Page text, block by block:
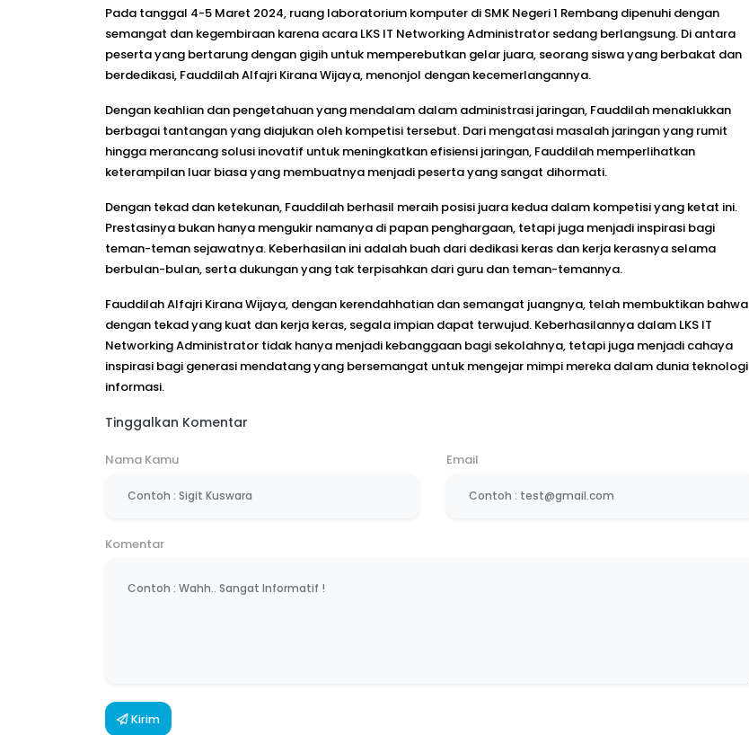
Pada tanggal 4-5 Maret 2024, ruang laboratorium komputer di SMK Negeri 1 Rembang dipenuhi dengan
semangat dan kegembiraan karena acara LKS IT Networking Administrator sedang berlangsung. Di antara
peserta yang bertarung dengan gigih untuk memperebutkan gelar juara, seorang siswa yang berbakat dan
berdedikasi, Fauddilah Alfajri Kirana Wijaya, menonjol dengan kecemerlangannya.
Dengan keahlian dan pengetahuan yang mendalam dalam administrasi jaringan, Fauddilah menaklukkan
berbagai tantangan yang diajukan oleh kompetisi tersebut. Dari mengatasi masalah jaringan yang rumit
hingga merancang solusi inovatif untuk meningkatkan efisiensi jaringan, Fauddilah memperlihatkan
keterampilan luar biasa yang membuatnya menjadi peserta yang sangat dihormati.
Dengan tekad dan ketekunan, Fauddilah berhasil meraih posisi juara kedua dalam kompetisi yang ketat ini.
Prestasinya bukan hanya mengukir namanya di papan penghargaan, tetapi juga menjadi inspirasi bagi
teman-teman sejawatnya. Keberhasilan ini adalah buah dari dedikasi keras dan kerja kerasnya selama
berbulan-bulan, serta dukungan yang tak terpisahkan dari guru dan teman-temannya.
Fauddilah Alfajri Kirana Wijaya, dengan kerendahhatian dan semangat juangnya, telah membuktikan bahwa
dengan tekad yang kuat dan kerja keras, segala impian dapat terwujud. Keberhasilannya dalam LKS IT
Networking Administrator tidak hanya menjadi kebanggaan bagi sekolahnya, tetapi juga menjadi cahaya
inspirasi bagi generasi mendatang yang bersemangat untuk mengejar mimpi mereka dalam dunia teknologi
informasi.
Tinggalkan Komentar
Nama Kamu Email
Komentar
Kirim